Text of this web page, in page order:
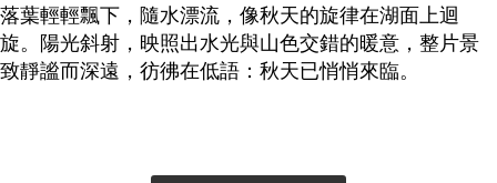
落葉輕輕飄下，隨水漂流，像秋天的旋律在湖面上迴
旋。陽光斜射，映照出水光與山色交錯的暖意，整片景
致靜謐而深遠，彷彿在低語：秋天已悄悄來臨。